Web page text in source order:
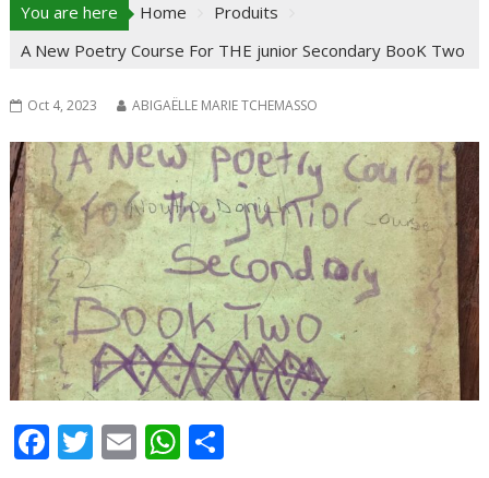
You are here Home
Produits
A New Poetry Course For THE junior Secondary BooK Two
Oct 4, 2023 ABIGAËLLE MARIE TCHEMASSO
F T E W